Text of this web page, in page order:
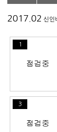
2017.02 신인
1
3